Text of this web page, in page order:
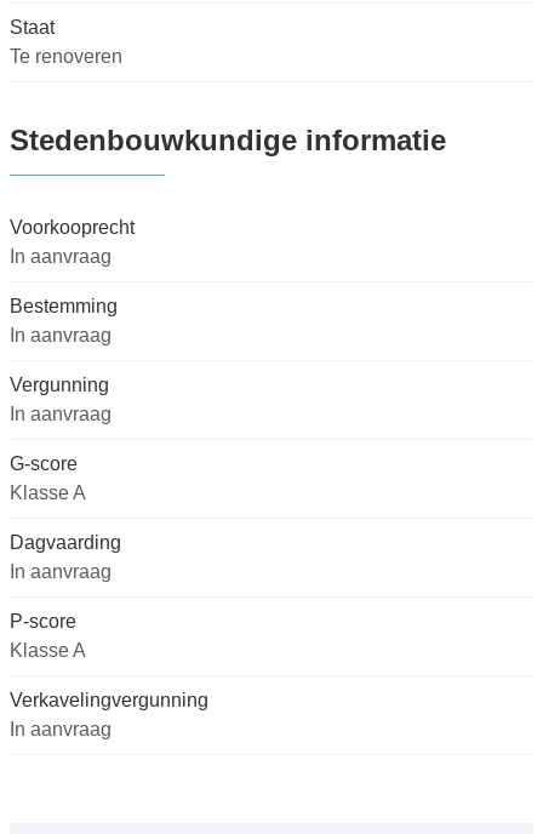
Staat
Te renoveren
Stedenbouwkundige informatie
Voorkooprecht
In aanvraag
Bestemming
In aanvraag
Vergunning
In aanvraag
G-score
Klasse A
Dagvaarding
In aanvraag
P-score
Klasse A
Verkavelingvergunning
In aanvraag